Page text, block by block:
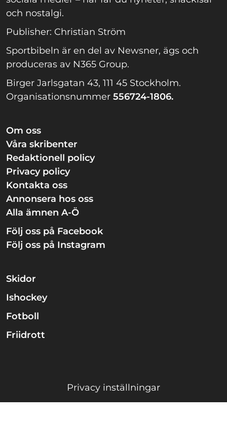
och nostalgi.
Publisher: Christian Ström
Sportbibeln är en del av Newsner, ägs och
produceras av N365 Group.
Birger Jarlsgatan 43, 111 45 Stockholm.
Organisationsnummer 556724-1806.
Om oss
Våra skribenter
Redaktionell policy
Privacy policy
Kontakta oss
Annonsera hos oss
Alla ämnen A-Ö
Följ oss på Facebook
Följ oss på Instagram
Skidor
Ishockey
Fotboll
Friidrott
Privacy inställningar